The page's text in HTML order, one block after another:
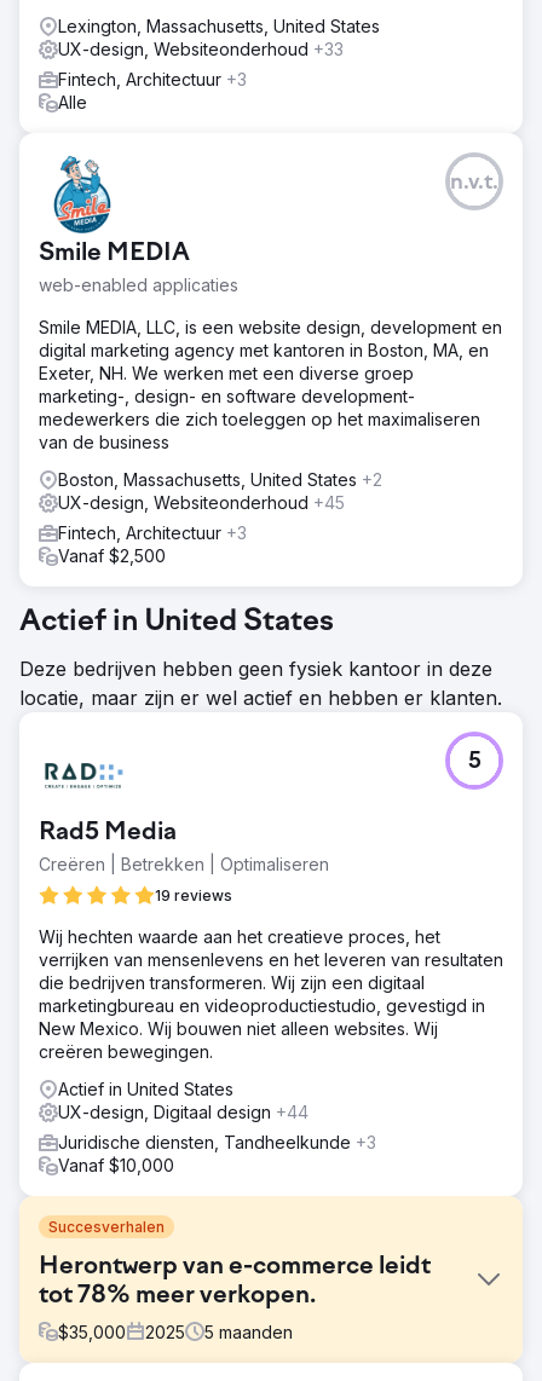
Lexington, Massachusetts, United States
UX-design, Websiteonderhoud +33
Fintech, Architectuur +3
Alle
Smile MEDIA
web-enabled applicaties
n.v.t.
Smile MEDIA, LLC, is een website design, development en
digital marketing agency met kantoren in Boston, MA, en
Exeter, NH. We werken met een diverse groep
marketing-, design- en software development-
medewerkers die zich toeleggen op het maximaliseren
van de business
Boston, Massachusetts, United States +2
UX-design, Websiteonderhoud +45
Fintech, Architectuur +3
Vanaf $2,500
Actief in United States
Deze bedrijven hebben geen fysiek kantoor in deze
locatie, maar zijn er wel actief en hebben er klanten.
Rad5 Media
Creëren | Betrekken | Optimaliseren
19 reviews
5
Wij hechten waarde aan het creatieve proces, het
verrijken van mensenlevens en het leveren van resultaten
die bedrijven transformeren. Wij zijn een digitaal
marketingbureau en videoproductiestudio, gevestigd in
New Mexico. Wij bouwen niet alleen websites. Wij
creëren bewegingen.
Actief in United States
UX-design, Digitaal design +44
Juridische diensten, Tandheelkunde +3
Vanaf $10,000
Succesverhalen
Herontwerp van e-commerce leidt
tot 78% meer verkopen.
$35,000 2025 5 maanden